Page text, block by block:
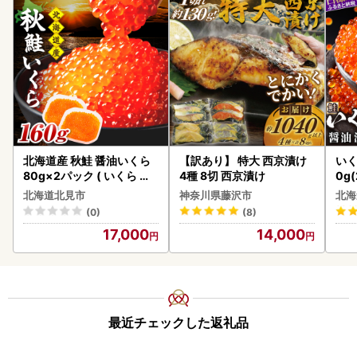
北海道産 秋鮭 醤油いくら
80g×2パック ( いくら イ
クラ 魚卵 鮭 サケ さけ 鮭い
くら 醤油漬け パック 北海
道産 ふるさと納税 秋鮭 )【
北海道北見市
(0)
17,000
【訳あり】 特大 西京漬け
4種 8切 西京漬け
神奈川県藤沢市
(8)
14,000
い
2-
北
最近チェックした返礼品